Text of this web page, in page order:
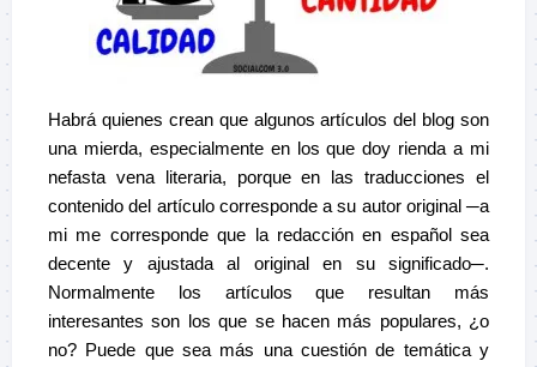
Habrá quienes crean que algunos artículos del blog son
una mierda, especialmente en los que doy rienda a mi
nefasta vena literaria, porque en las traducciones el
contenido del artículo corresponde a su autor original ─a
mi me corresponde que la redacción en español sea
decente y ajustada al original en su significado─.
Normalmente los artículos que resultan más
interesantes son los que se hacen más populares, ¿o
no? Puede que sea más una cuestión de temática y